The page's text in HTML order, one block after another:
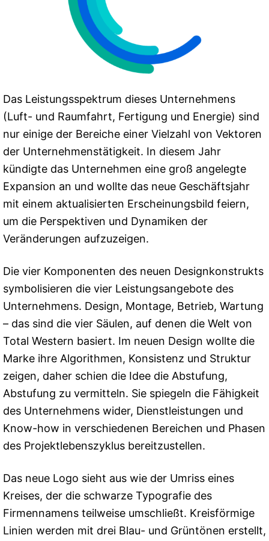
Das Leistungsspektrum dieses Unternehmens
(Luft- und Raumfahrt, Fertigung und Energie) sind
nur einige der Bereiche einer Vielzahl von Vektoren
der Unternehmenstätigkeit. In diesem Jahr
kündigte das Unternehmen eine groß angelegte
Expansion an und wollte das neue Geschäftsjahr
mit einem aktualisierten Erscheinungsbild feiern,
um die Perspektiven und Dynamiken der
Veränderungen aufzuzeigen.
Die vier Komponenten des neuen Designkonstrukts
symbolisieren die vier Leistungsangebote des
Unternehmens. Design, Montage, Betrieb, Wartung
– das sind die vier Säulen, auf denen die Welt von
Total Western basiert. Im neuen Design wollte die
Marke ihre Algorithmen, Konsistenz und Struktur
zeigen, daher schien die Idee die Abstufung,
Abstufung zu vermitteln. Sie spiegeln die Fähigkeit
des Unternehmens wider, Dienstleistungen und
Know-how in verschiedenen Bereichen und Phasen
des Projektlebenszyklus bereitzustellen.
Das neue Logo sieht aus wie der Umriss eines
Kreises, der die schwarze Typografie des
Firmennamens teilweise umschließt. Kreisförmige
Linien werden mit drei Blau- und Grüntönen erstellt,